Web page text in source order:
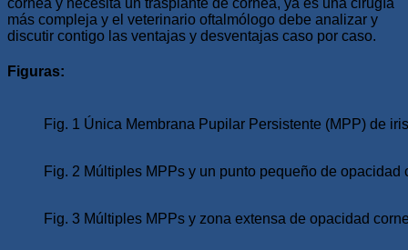
córnea y necesita un trasplante de córnea, ya es una cirugía
más compleja y el veterinario oftalmólogo debe analizar y
discutir contigo las ventajas y desventajas caso por caso.
Figuras:
Fig. 1 Única Membrana Pupilar Persistente (MPP) de
Fig. 2 Múltiples MPPs y un punto pequeño de opacidad
Fig. 3 Múltiples MPPs y zona extensa de opacidad